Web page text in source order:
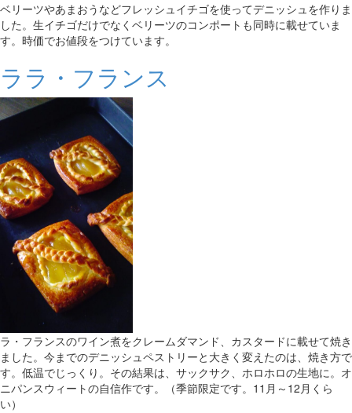
ベリーツやあまおうなどフレッシュイチゴを使ってデニッシュを作りま
した。生イチゴだけでなくベリーツのコンポートも同時に載せていま
す。時価でお値段をつけています。
ララ・フランス
ラ・フランスのワイン煮をクレームダマンド、カスタードに載せて焼き
ました。今までのデニッシュペストリーと大きく変えたのは、焼き方で
す。低温でじっくり。その結果は、サックサク、ホロホロの生地に。オ
ニパンスウィートの自信作です。（季節限定です。11月～12月くら
い）